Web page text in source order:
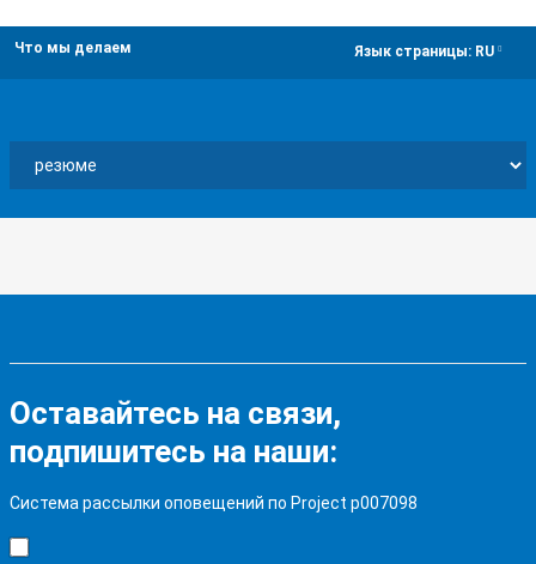
Что мы делаем Язык страницы: RU
Оставайтесь на связи,
подпишитесь на наши:
Система рассылки оповещений по Project p007098